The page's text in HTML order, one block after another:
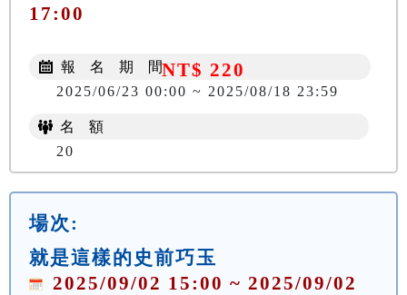
17:00
NT$ 220
報 名 期 間
2025/06/23 00:00 ~ 2025/08/18 23:59
名 額
20
場次:
就是這樣的史前巧玉
2025/09/02 15:00 ~ 2025/09/02